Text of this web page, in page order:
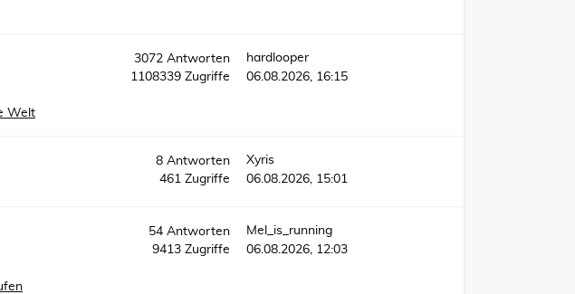
Welt
3072Antworten
1108339Zugriffe
hardlooper
06.08.2026, 16:15
8Antworten
461Zugriffe
Xyris
06.08.2026, 15:01
54Antworten
9413Zugriffe
Mel_is_running
06.08.2026, 12:03